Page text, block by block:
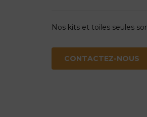
Nos kits et toiles seules
CONTACTEZ-NOUS